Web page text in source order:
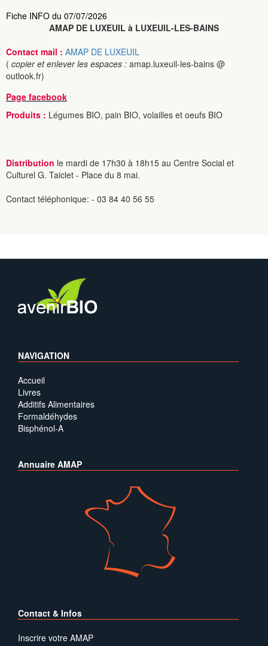
Fiche INFO du 07/07/2026
AMAP DE LUXEUIL à LUXEUIL-LES-BAINS
Contact mail : AMAP DE LUXEUIL
( copier et enlever les espaces : amap.luxeuil-les-bains @
outlook.fr)
Page facebook
Produits : Légumes BIO, pain BIO, volailles et oeufs BIO
Distribution le mardi de 17h30 à 18h15 au Centre Social et
Culturel G. Taiclet - Place du 8 mai.
Contact téléphonique: - 03 84 40 56 55
NAVIGATION
Accueil
Livres
Additifs Alimentaires
Formaldéhydes
Bisphénol-A
Annuaire AMAP
Contact & Infos
Inscrire votre AMAP